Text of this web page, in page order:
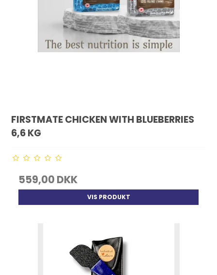
FIRSTMATE CHICKEN WITH BLUEBERRIES
6,6 KG
559,00 DKK
VIS PRODUKT